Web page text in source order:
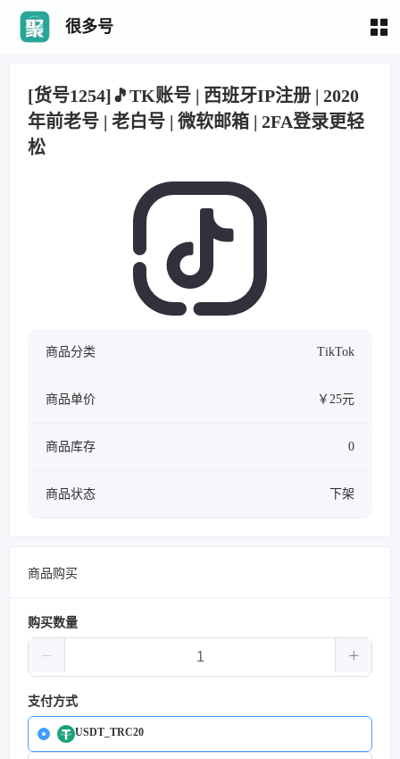
很多号
[货号1254]🎵TK账号 | 西班牙IP注册 | 2020
年前老号 | 老白号 | 微软邮箱 | 2FA登录更轻
松
商品分类 TikTok
商品单价 ￥25元
商品库存 0
商品状态 下架
商品购买
购买数量
支付方式
USDT_TRC20